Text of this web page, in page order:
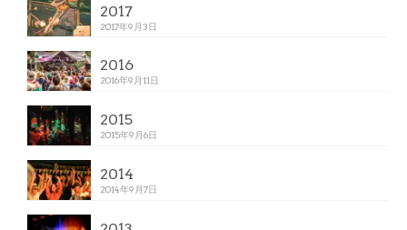
2017
2017年9月3日
2016
2016年9月11日
2015
2015年9月6日
2014
2014年9月7日